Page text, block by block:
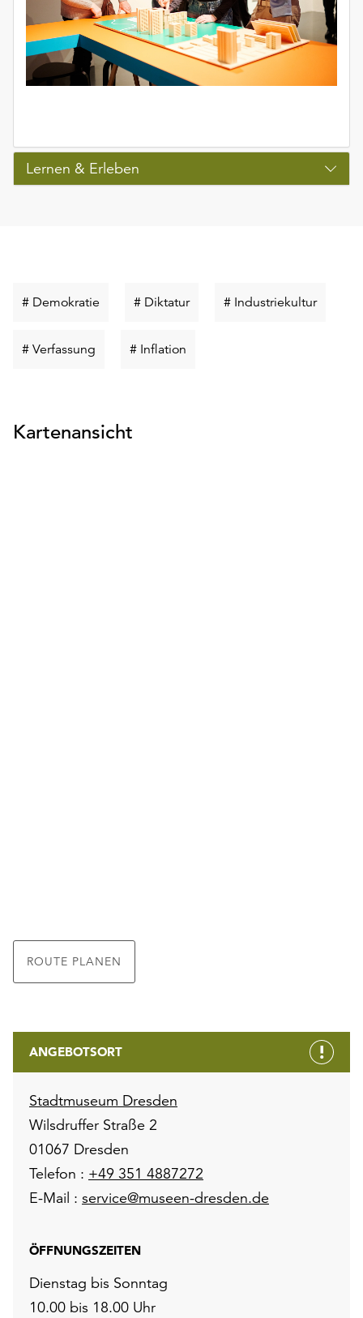
Lernen & Erleben
# Demokratie Schlüsselwort
# DiktaturSchlüsselwort
# Industriekultur
# Verfassung Schlüsselwort
# Inflation
Kartenansicht
ROUTE PLANEN
ANGEBOTSORT
Stadtmuseum Dresden
Wilsdruffer Straße 2
01067 Dresden
Telefon : +49 351 4887272
E-Mail : service@museen-dresden.de
ÖFFNUNGSZEITEN
Dienstag bis Sonntag
10.00 bis 18.00 Uhr